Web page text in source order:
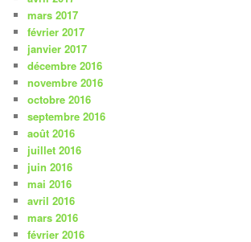
mars 2017
février 2017
janvier 2017
décembre 2016
novembre 2016
octobre 2016
septembre 2016
août 2016
juillet 2016
juin 2016
mai 2016
avril 2016
mars 2016
février 2016